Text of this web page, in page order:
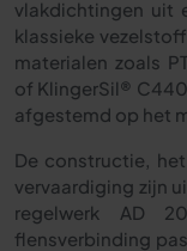
vlakdichtingen uit
klassieke
materialen zoals
of KlingerSil®
afgestemd op het
De constructie,
vervaardiging zijn
regelwerk AD
flensverbinding